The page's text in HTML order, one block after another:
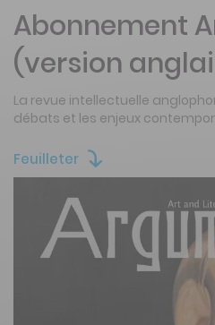
Feuilleter
Abonnement
(version
La revue intellectuelle
débats et les enjeux